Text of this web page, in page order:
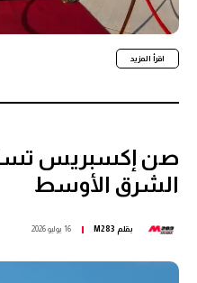
اقرأ المزيد
صن إكسبريس
الشرق الأوسط
بقلم M283 16 يوليو 2026